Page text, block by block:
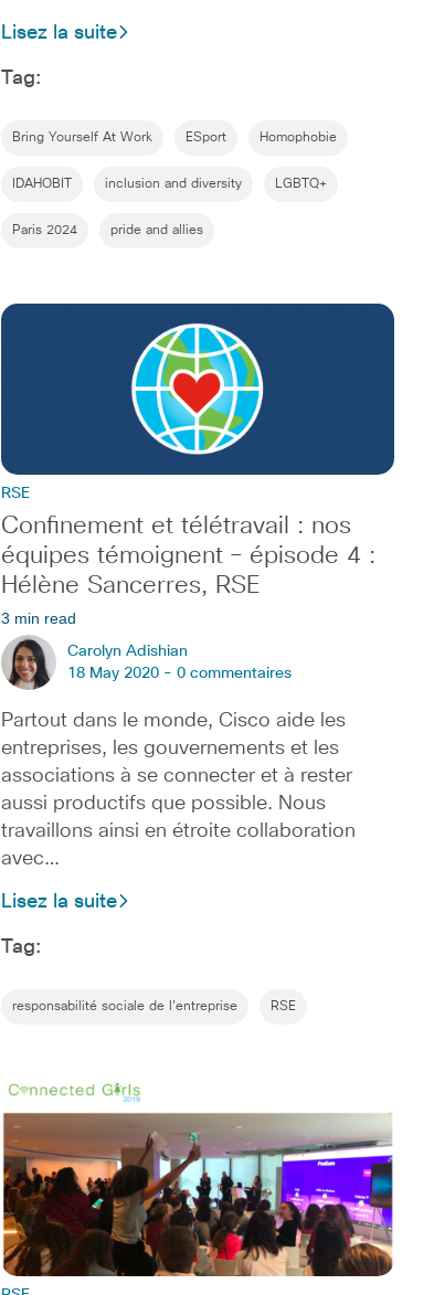
Lisez la suite
Tag:
Bring Yourself At Work ESport Homophobie
IDAHOBIT inclusion and diversity LGBTQ+
Paris 2024 pride and allies
RSE
Confinement et télétravail : nos
équipes témoignent – épisode 4 :
Hélène Sancerres, RSE
3 min read
Carolyn Adishian
18 May 2020 - 0 commentaires
Partout dans le monde, Cisco aide les
entreprises, les gouvernements et les
associations à se connecter et à rester
aussi productifs que possible. Nous
travaillons ainsi en étroite collaboration
avec…
Lisez la suite
Tag:
responsabilité sociale de l'entreprise RSE